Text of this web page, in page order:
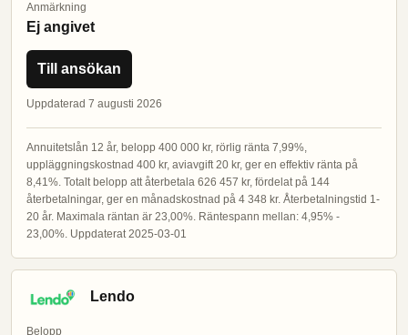
Anmärkning
Ej angivet
Till ansökan
Uppdaterad 7 augusti 2026
Annuitetslån 12 år, belopp 400 000 kr, rörlig ränta 7,99%,
uppläggningskostnad 400 kr, aviavgift 20 kr, ger en effektiv ränta på
8,41%. Totalt belopp att återbetala 626 457 kr, fördelat på 144
återbetalningar, ger en månadskostnad på 4 348 kr. Återbetalningstid 1-
20 år. Maximala räntan är 23,00%. Räntespann mellan: 4,95% -
23,00%. Uppdaterat 2025-03-01
Lendo
Belopp